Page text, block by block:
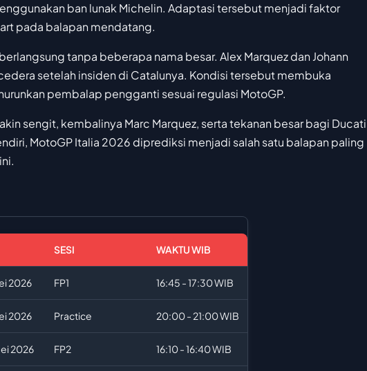
ban lunak Michelin. Adaptasi tersebut menjadi faktor
pada balapan mendatang.
tanpa beberapa nama besar. Alex Marquez dan Johann
setelah insiden di Catalunya. Kondisi tersebut membuka
pembalap pengganti sesuai regulasi MotoGP.
sengit, kembalinya Marc Marquez, serta tekanan besar bagi Ducati
MotoGP Italia 2026 diprediksi menjadi salah satu balapan paling
SESI WAKTU WIB
2026 FP1 16:45 - 17:30 WIB
2026 Practice 20:00 - 21:00 WIB
2026 FP2 16:10 - 16:40 WIB